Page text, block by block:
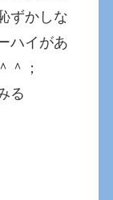
ずかしな
ハイがあ
＾；
る